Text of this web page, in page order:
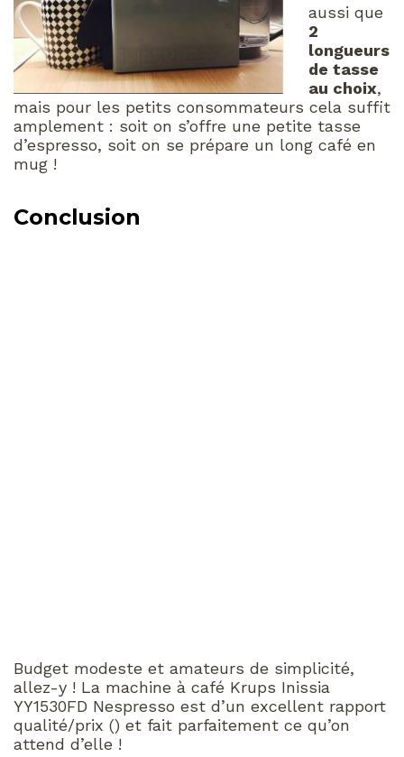
aussi que
2
longueurs
de tasse
au choix,
mais pour les petits consommateurs cela suffit
amplement : soit on s’offre une petite tasse
d’espresso, soit on se prépare un long café en
mug !
Conclusion
Budget modeste et amateurs de simplicité,
allez-y ! La machine à café Krups Inissia
YY1530FD Nespresso est d’un excellent rapport
qualité/prix () et fait parfaitement ce qu’on
attend d’elle !